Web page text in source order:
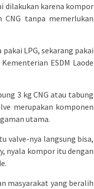
dilakukan karena kompor
CNG tanpa memerlukan
LPG, sekarang pakai
ESDM Laode
3 kg CNG atau tabung
merupakan komponen
utama.
valve-nya langsung bisa,
nyala kompor itu dengan
masyarakat yang beralih